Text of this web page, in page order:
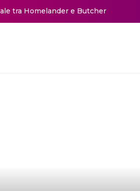
tra Homelander e Butcher